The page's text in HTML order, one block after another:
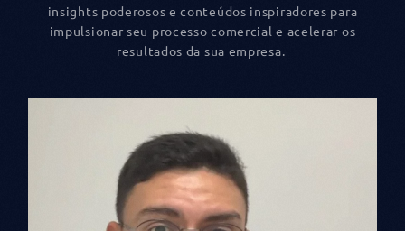
insights poderosos e conteúdos inspiradores para
impulsionar seu processo comercial e acelerar os
resultados da sua empresa.